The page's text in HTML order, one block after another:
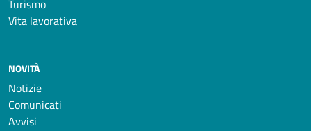
Turismo
Vita lavorativa
NOVITÀ
Notizie
Comunicati
Avvisi